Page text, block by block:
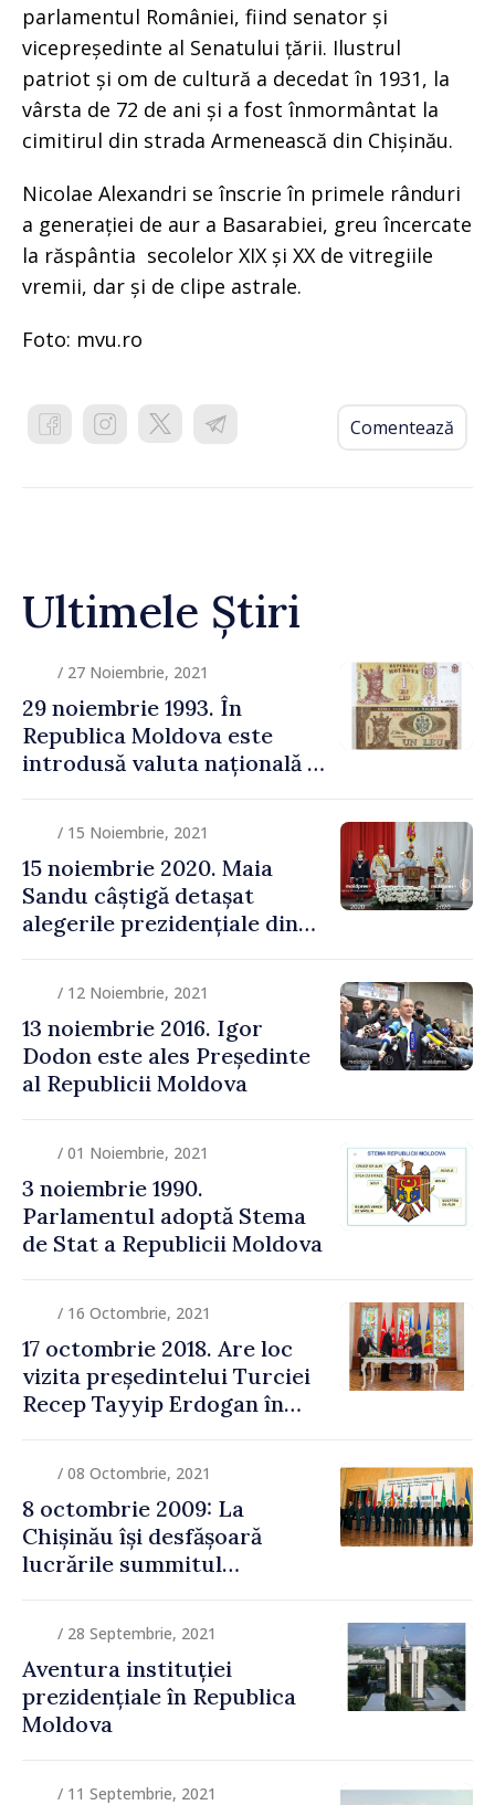
parlamentul României, fiind senator și
vicepreședinte al Senatului țării. Ilustrul
patriot și om de cultură a decedat în 1931, la
vârsta de 72 de ani și a fost înmormântat la
cimitirul din strada Armenească din Chișinău.
Nicolae Alexandri se înscrie în primele rânduri
a generației de aur a Basarabiei, greu încercate
la răspântia secolelor XIX și XX de vitregiile
vremii, dar și de clipe astrale.
Foto: mvu.ro
Comentează
Ultimele Știri
/ 27 Noiembrie, 2021
29 noiembrie 1993. În
Republica Moldova este
introdusă valuta națională –
/ 15 Noiembrie, 2021
15 noiembrie 2020. Maia
Sandu câștigă detașat
alegerile prezidențiale din
/ 12 Noiembrie, 2021
13 noiembrie 2016. Igor
Dodon este ales Președinte
al Republicii Moldova
/ 01 Noiembrie, 2021
3 noiembrie 1990.
Parlamentul adoptă Stema
de Stat a Republicii Moldova
/ 16 Octombrie, 2021
17 octombrie 2018. Are loc
vizita președintelui Turciei
Recep Tayyip Erdogan în
/ 08 Octombrie, 2021
8 octombrie 2009: La
Chișinău își desfășoară
lucrările summitul
/ 28 Septembrie, 2021
Aventura instituției
prezidențiale în Republica
Moldova
/ 11 Septembrie, 2021